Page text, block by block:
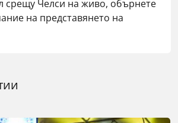
срещу Челси на живо, обърнете
на представянето на